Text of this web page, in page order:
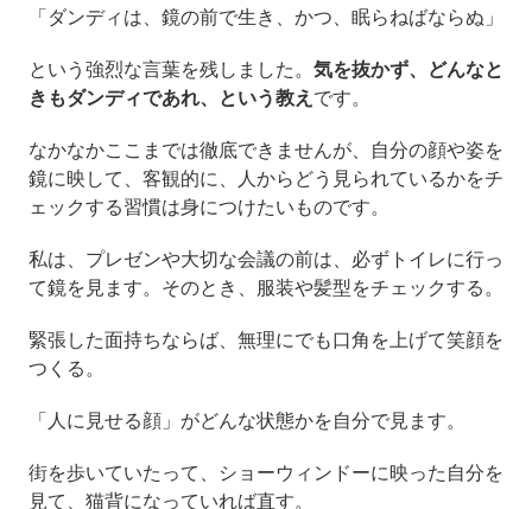
「ダンディは、鏡の前で生き、かつ、眠らねばならぬ」
という強烈な言葉を残しました。 気を抜かず、どんなと
きもダンディであれ、という教え です。
なかなかここまでは徹底できませんが、自分の顔や姿を
鏡に映して、客観的に、人からどう見られているかをチ
ェックする習慣は身につけたいものです。
私は、プレゼンや大切な会議の前は、必ずトイレに行っ
て鏡を見ます。そのとき、服装や髪型をチェックする。
緊張した面持ちならば、無理にでも口角を上げて笑顔を
つくる。
「人に見せる顔」がどんな状態かを自分で見ます。
街を歩いていたって、ショーウィンドーに映った自分を
見て、猫背になっていれば直す。